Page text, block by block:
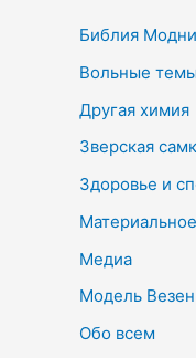
Библия
Вольные темы
Другая химия
Зверская
Здоровье и
Медиа
Модель
Обо всем